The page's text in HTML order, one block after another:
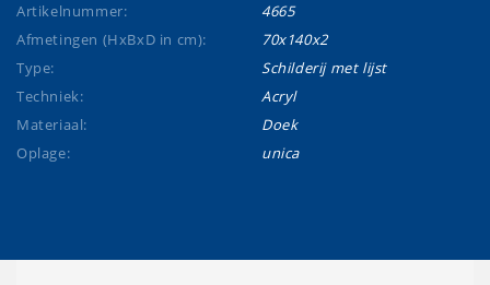
Artikelnummer:
4665
Afmetingen (HxBxD in cm):
70x140x2
Type:
Schilderij met lijst
Techniek:
Acryl
Materiaal:
Doek
Oplage:
unica